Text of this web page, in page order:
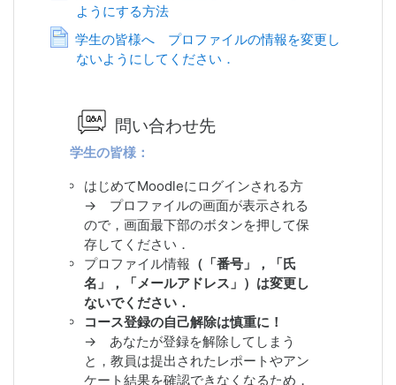
2023/08/17 Moodleサーバメンテナ
ンス実施
2023/03/15 Moodleサーバメンテナ
ス実施
2022/11/01 リマンダ機能（Event
reminders）を試験的に追加したが，
混乱を招いたため停止．11/02
2022/08/10 新しいeポートフォリオ2
の運用開始
2022/04/11 Moodle2とMoodle3.1を
学内限定アクセスに移行 （外部からは
VPN接続）
2022/04/08 Moodle1のサービス停
止．
2022/03/30 Moodleサーバメンテナ
ンスを実施
2021/12/15 CLEVASサーバのセキュ
ようにする方法
ページ
学生の皆様へ プロファイルの情報を変更し
ないようにしてください．
ページ
問い合わせ先
学生の皆様：
はじめてMoodleにログインされる方
→ プロファイルの画面が表示される
ので，画面最下部のボタンを押して保
存してください．
プロファイル情報 （ 「番号」，「氏
名」，「メールアドレス 」）は変更し
ないでください．
コース登録の自己解除は慎重に！
→ あなたが登録を解除してしまう
と，教員は提出されたレポートやアン
ケート結果を確認できなくなるため，